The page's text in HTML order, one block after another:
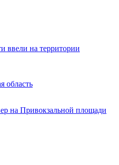
ввели на территории
область
на Привокзальной площади